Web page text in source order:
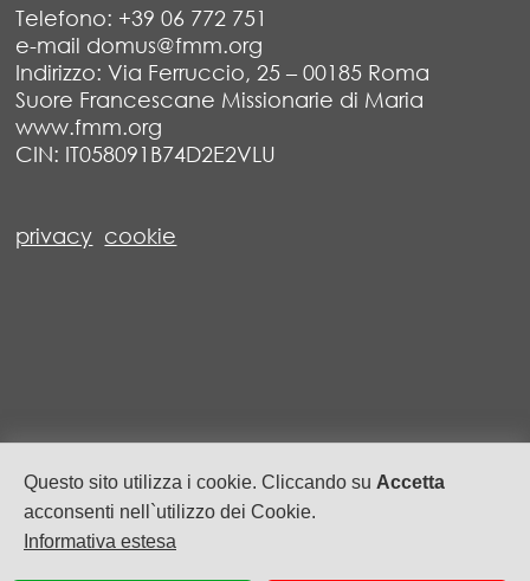
Questo sito utilizza i cookie. Cliccando su Accetta
acconsenti nell`utilizzo dei Cookie.
Informativa estesa
Telefono: +39 06 772 751
e-mail domus@fmm.org
Indirizzo: Via Ferruccio, 25 – 00185 Roma
Suore Francescane Missionarie di Maria
www.fmm.org
CIN: IT058091B74D2E2VLU
privacy cookie